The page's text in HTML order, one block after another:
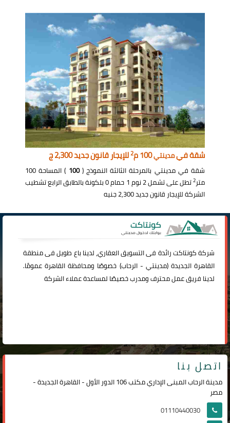
شقة فيمدينتي100 م 2للإيجار قانون جديد 2,300 ج
شقة في مدينتي بالمرحلة الثالثة النموذج (100
) المساحة 100
متر2
تطل على تشمل 2 نوم 1 حمام 0 بلكونة بالطابق الرابع تشطيب
الشركة للإيجار قانون جديد 2,300 جنيه
شركةكونتاكترائدة فى التسويق العقاري، لدينا باع طويل فى منطقة
القاهرة الجديدة (مدينتي -الرحاب) خصوصًا ومحافظة القاهرة عمومًا.
لدينا فريق عمل محترف ومدرب خصيصًا لمساعدة عملاء الشركة
اتصل بنا
مدينة الرحاب المبنى الإداري مكتب 106 الدور الأول - القاهرة الجديدة -
مصر
01110440030